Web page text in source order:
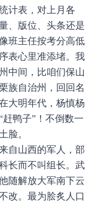
计表，对上月各
、版位、头条还是
主任按考分高低
表心里准添堵。我
中间，比咱们保山
族自治州，回回名
大明年代，杨慎杨
鸭子”！不倒数一
脸。
自山西的军人，部
长而不叫组长。武
随解放大军南下云
改。最为脍炙人口